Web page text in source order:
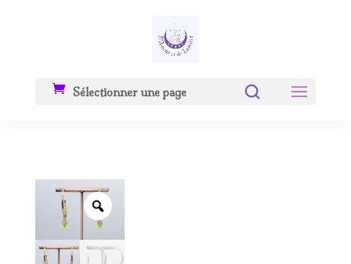
Sélectionner une page
Zoom